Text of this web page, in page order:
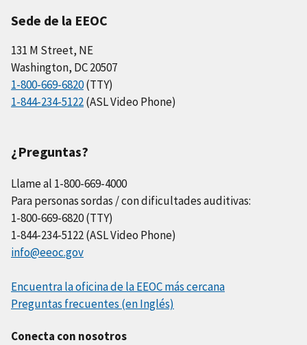
Sede de la EEOC
131 M Street, NE
Washington, DC 20507
1-800-669-6820(TTY)
1-844-234-5122(ASL Video Phone)
¿Preguntas?
Llame al 1-800-669-4000
Para personas sordas / con dificultades auditivas:
1-800-669-6820 (TTY)
1-844-234-5122 (ASL Video Phone)
info@eeoc.gov
Encuentra la oficina de la EEOC más cercana
Preguntas frecuentes (en Inglés)
Conecta con nosotros